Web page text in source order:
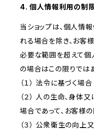
4. 個人情報利用の制
当ショップは、個人情
れる場合を除き、お客
必要な範囲を超えて個
の場合はこの限りでは
（１） 法令に基づく場合
（２） 人の生命、身体
場合であって、お客様
（３） 公衆衛生の向